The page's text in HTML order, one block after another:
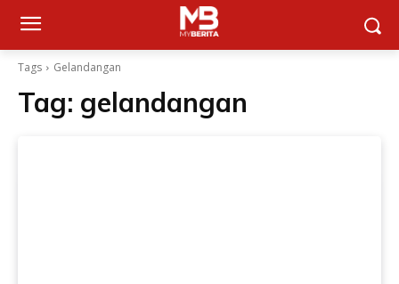
Tags Gelandangan
Tag: gelandangan